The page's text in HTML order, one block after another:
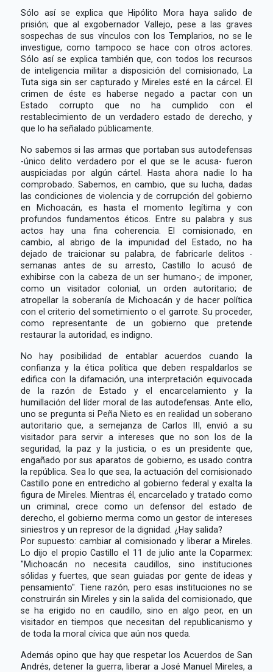
Sólo así se explica que Hipólito Mora haya salido de
prisión; que al exgobernador Vallejo, pese a las graves
sospechas de sus vínculos con los Templarios, no se le
investigue, como tampoco se hace con otros actores.
Sólo así se explica también que, con todos los recursos
de inteligencia militar a disposición del comisionado, La
Tuta siga sin ser capturado y Mireles esté en la cárcel. El
crimen de éste es haberse negado a pactar con un
Estado corrupto que no ha cumplido con el
restablecimiento de un verdadero estado de derecho, y
que lo ha señalado públicamente.
No sabemos si las armas que portaban sus autodefensas
-único delito verdadero por el que se le acusa- fueron
auspiciadas por algún cártel. Hasta ahora nadie lo ha
comprobado. Sabemos, en cambio, que su lucha, dadas
las condiciones de violencia y de corrupción del gobierno
en Michoacán, es hasta el momento legítima y con
profundos fundamentos éticos. Entre su palabra y sus
actos hay una fina coherencia. El comisionado, en
cambio, al abrigo de la impunidad del Estado, no ha
dejado de traicionar su palabra, de fabricarle delitos -
semanas antes de su arresto, Castillo lo acusó de
exhibirse con la cabeza de un ser humano-; de imponer,
como un visitador colonial, un orden autoritario; de
atropellar la soberanía de Michoacán y de hacer política
con el criterio del sometimiento o el garrote. Su proceder,
como representante de un gobierno que pretende
restaurar la autoridad, es indigno.
No hay posibilidad de entablar acuerdos cuando la
confianza y la ética política que deben respaldarlos se
edifica con la difamación, una interpretación equivocada
de la razón de Estado y el encarcelamiento y la
humillación del líder moral de las autodefensas. Ante ello,
uno se pregunta si Peña Nieto es en realidad un soberano
autoritario que, a semejanza de Carlos III, envió a su
visitador para servir a intereses que no son los de la
seguridad, la paz y la justicia, o es un presidente que,
engañado por sus aparatos de gobierno, es usado contra
la república. Sea lo que sea, la actuación del comisionado
Castillo pone en entredicho al gobierno federal y exalta la
figura de Mireles. Mientras él, encarcelado y tratado como
un criminal, crece como un defensor del estado de
derecho, el gobierno merma como un gestor de intereses
siniestros y un represor de la dignidad. ¿Hay salida?
Por supuesto: cambiar al comisionado y liberar a Mireles.
Lo dijo el propio Castillo el 11 de julio ante la Coparmex:
"Michoacán no necesita caudillos, sino instituciones
sólidas y fuertes, que sean guiadas por gente de ideas y
pensamiento". Tiene razón, pero esas instituciones no se
construirán sin Mireles y sin la salida del comisionado, que
se ha erigido no en caudillo, sino en algo peor, en un
visitador en tiempos que necesitan del republicanismo y
de toda la moral cívica que aún nos queda.
Además opino que hay que respetar los Acuerdos de San
Andrés, detener la guerra, liberar a José Manuel Mireles, a